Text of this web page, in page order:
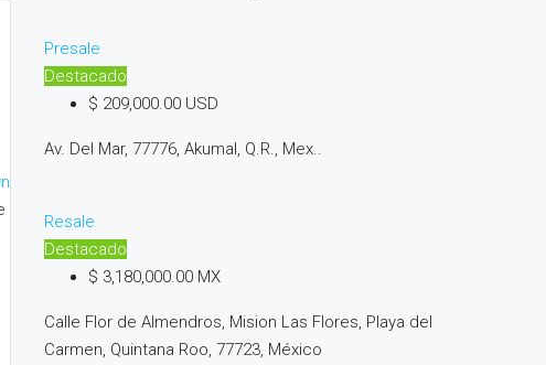
Presale
Destacado
$ 209,000.00 USD
Av. Del Mar, 77776, Akumal, Q.R., Mex..
Resale
Destacado
$ 3,180,000.00 MX
Calle Flor de Almendros, Mision Las Flores, Playa del
Carmen, Quintana Roo, 77723, México